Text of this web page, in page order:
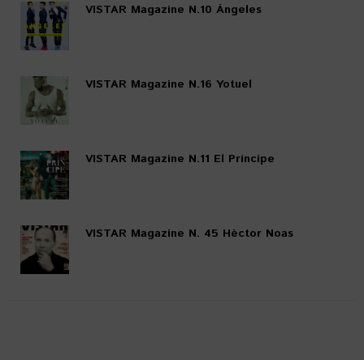
VISTAR Magazine N.10 Ángeles
VISTAR Magazine N.16 Yotuel
VISTAR Magazine N.11 El Príncipe
VISTAR Magazine N. 45 Héctor Noas